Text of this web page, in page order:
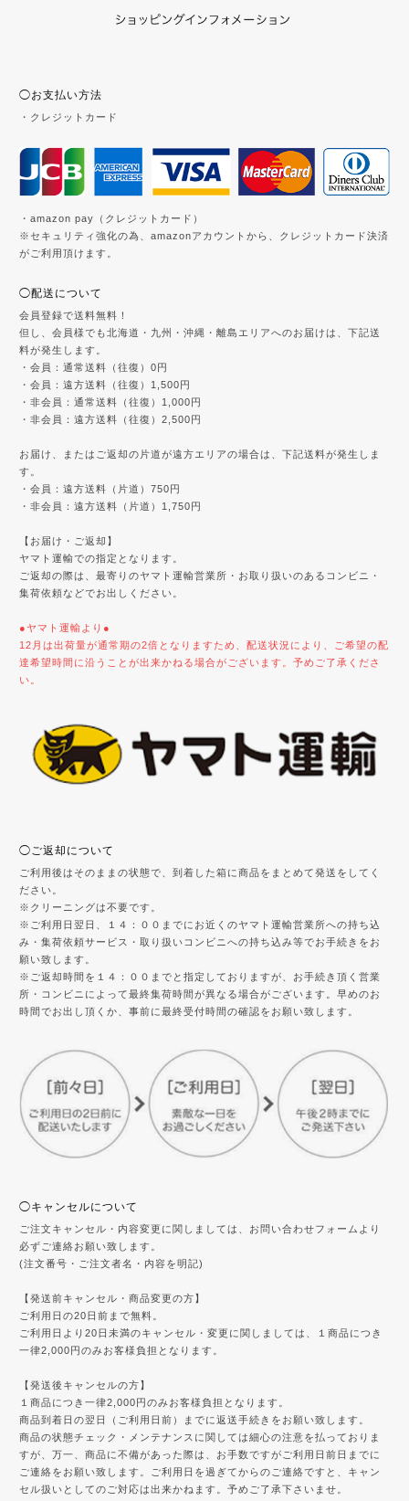
◯お支払い方法
・クレジットカード
・amazon pay（クレジットカード）
※セキュリティ強化の為、amazonアカウントから、クレジットカード決済
がご利用頂けます。
◯配送について
会員登録で送料無料！
但し、会員様でも北海道・九州・沖縄・離島エリアへのお届けは、下記送
料が発生します。
・会員：通常送料（往復）0円
・会員：遠方送料（往復）1,500円
・非会員：通常送料（往復）1,000円
・非会員：遠方送料（往復）2,500円
お届け、またはご返却の片道が遠方エリアの場合は、下記送料が発生しま
す。
・会員：遠方送料（片道）750円
・非会員：遠方送料（片道）1,750円
【お届け・ご返却】
ヤマト運輸での指定となります。
ご返却の際は、最寄りのヤマト運輸営業所・お取り扱いのあるコンビニ・
集荷依頼などでお出しください。
●ヤマト運輸より●
12月は出荷量が通常期の2倍となりますため、配送状況により、ご希望の配
達希望時間に沿うことが出来かねる場合がございます。予めご了承くださ
い。
◯ご返却について
ご利用後はそのままの状態で、到着した箱に商品をまとめて発送をしてく
ださい。
※クリーニングは不要です。
※ご利用日翌日、１４：００までにお近くのヤマト運輸営業所への持ち込
み・集荷依頼サービス・取り扱いコンビニへの持ち込み等でお手続きをお
願い致します。
※ご返却時間を１４：００までと指定しておりますが、お手続き頂く営業
所・コンビニによって最終集荷時間が異なる場合がございます。早めのお
時間でお出し頂くか、事前に最終受付時間の確認をお願い致します。
◯キャンセルについて
ご注文キャンセル・内容変更に関しましては、お問い合わせフォームより
必ずご連絡お願い致します。
(注文番号・ご注文者名・内容を明記)
【発送前キャンセル・商品変更の方】
ご利用日の20日前まで無料。
ご利用日より20日未満のキャンセル・変更に関しましては、１商品につき
一律2,000円のみお客様負担となります。
【発送後キャンセルの方】
１商品につき一律2,000円のみお客様負担となります。
商品到着日の翌日（ご利用日前）までに返送手続きをお願い致します。
商品の状態チェック・メンテナンスに関しては細心の注意を払っておりま
すが、万一、商品に不備があった際は、お手数ですがご利用日前日までに
ご連絡をお願い致します。ご利用日を過ぎてからのご連絡ですと、キャン
セル扱いとしてのご対応は出来かねます。予めご了承下さいませ。